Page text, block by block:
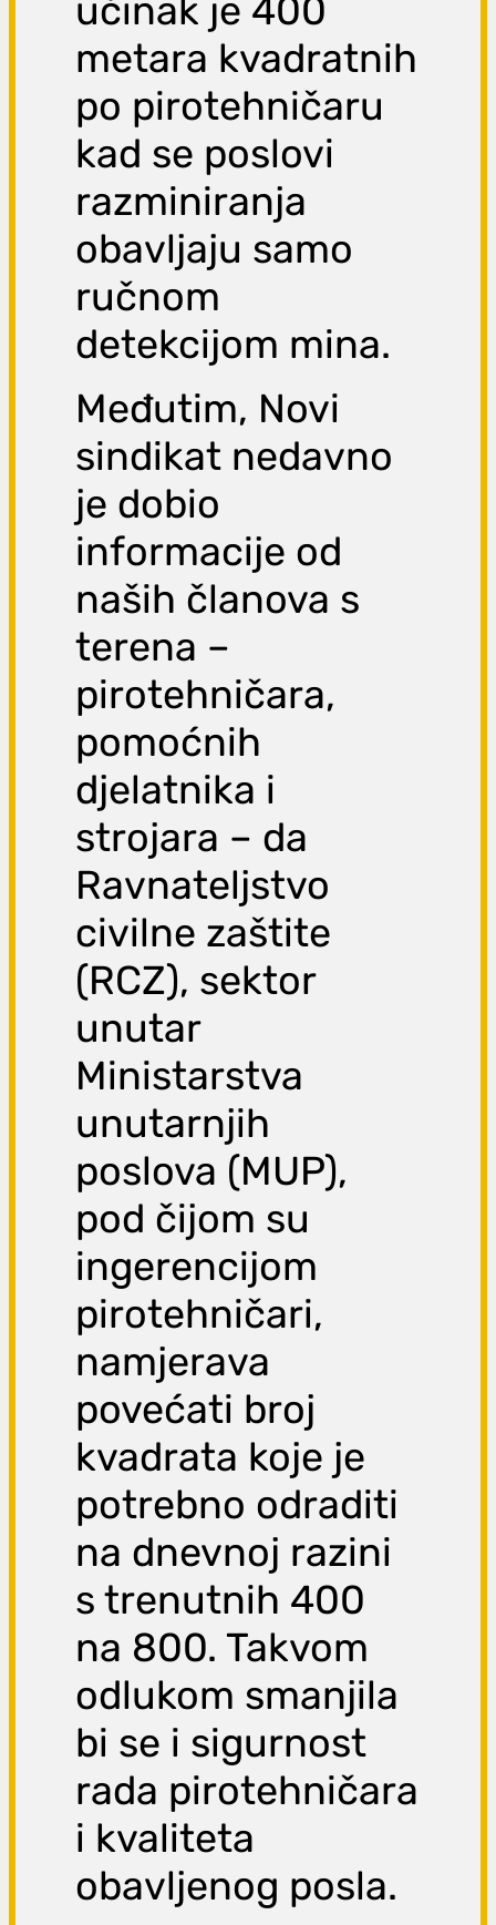
učinak je 400
metara kvadratnih
po pirotehničaru
kad se poslovi
razminiranja
obavljaju samo
ručnom
detekcijom mina.
Međutim, Novi
sindikat nedavno
je dobio
informacije od
naših članova s
terena –
pirotehničara,
pomoćnih
djelatnika i
strojara – da
Ravnateljstvo
civilne zaštite
(RCZ), sektor
unutar
Ministarstva
unutarnjih
poslova (MUP),
pod čijom su
ingerencijom
pirotehničari,
namjerava
povećati broj
kvadrata koje je
potrebno odraditi
na dnevnoj razini
s trenutnih 400
na 800. Takvom
odlukom smanjila
bi se i sigurnost
rada pirotehničara
i kvaliteta
obavljenog posla.